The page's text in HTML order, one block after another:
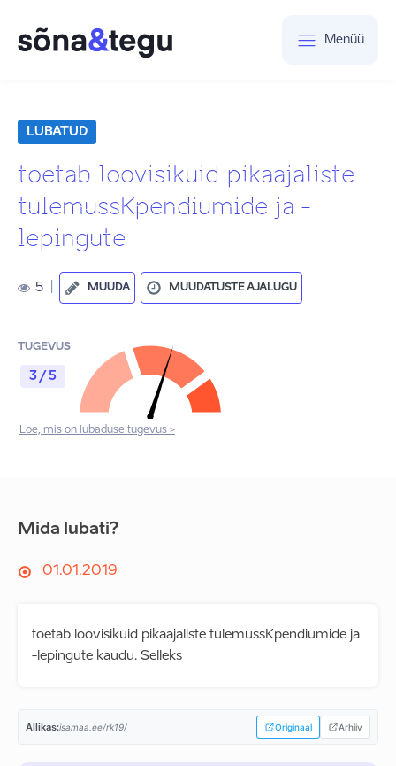
Menüü
LUBATUD
toetab loovisikuid pikaajaliste
tulemussKpendiumide ja -
lepingute
5 MUUDA MUUDATUSTE AJALUGU
TUGEVUS
3 / 5
Loe, mis on lubaduse tugevus >
Mida lubati?
01.01.2019
toetab loovisikuid pikaajaliste tulemussKpendiumide ja
-lepingute kaudu. Selleks
Allikas:isamaa.ee/rk19/ Originaal Arhiiv